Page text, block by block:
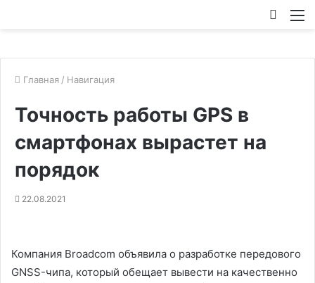
Главная / Навигация
Точность работы GPS в
смартфонах вырастет на
порядок
22.08.2021
Компания Broadcom объявила о разработке передового
GNSS-чипа, который обещает вывести на качественно